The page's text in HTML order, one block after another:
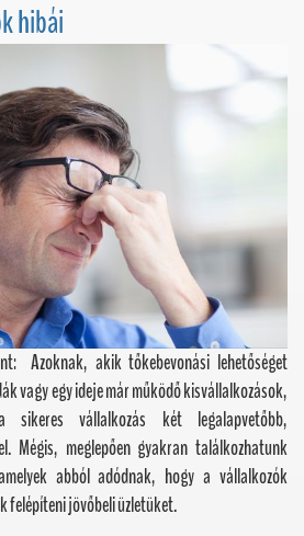
hibái
Azoknak, akik tőkebevonási lehetőséget
vagy egy ideje már működő kisvállalkozások,
vállalkozás két legalapvetőbb,
Mégis, meglepően gyakran találkozhatunk
abból adódnak, hogy a vállalkozók
felépíteni jövőbeli üzletüket.